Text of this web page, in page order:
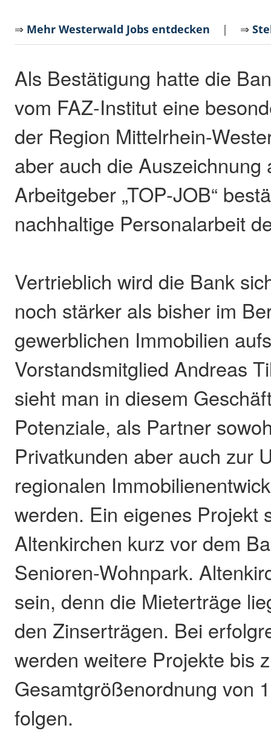
⇒ Mehr Westerwald Jobs entdecken | ⇒
Als Bestätigung hatte die
vom FAZ-Institut eine
der Region Mittelrhein-
aber auch die Auszeichnung
Arbeitgeber „TOP-JOB“
nachhaltige Personalarbeit
Vertrieblich wird die Bank
noch stärker als bisher im
gewerblichen Immobilien
Vorstandsmitglied Andreas
sieht man in diesem
Potenziale, als Partner
Privatkunden aber auch zur
regionalen
werden. Ein eigenes Projekt
Altenkirchen kurz vor dem
Senioren-Wohnpark.
sein, denn die Mieterträge
den Zinserträgen. Bei
werden weitere Projekte bis
Gesamtgrößenordnung von
folgen.